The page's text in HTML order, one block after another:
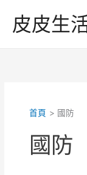
皮皮生
首頁 國防
國防